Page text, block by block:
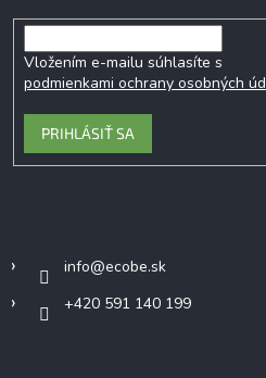
Vložením e-mailu súhlasíte s
podmienkami ochrany osobných
PRIHLÁSIŤ SA
info@ecobe.sk
+420 591 140 199